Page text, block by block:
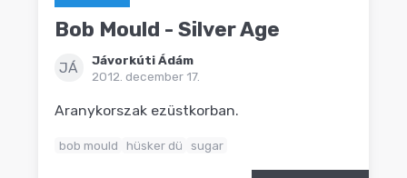
Bob Mould - Silver Age
JÁ
Jávorkúti Ádám
2012. december 17.
Aranykorszak ezüstkorban.
bob mould hüsker dü sugar